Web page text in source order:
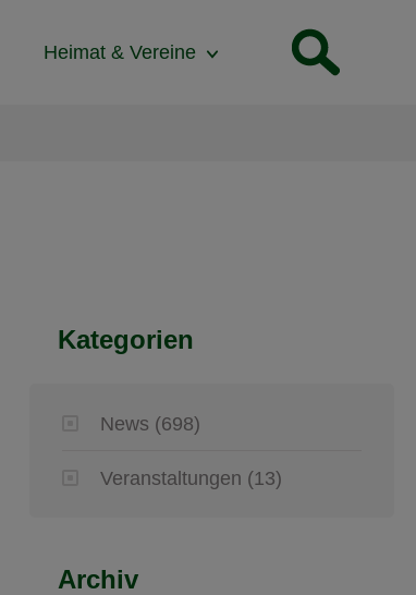
Heimat & Vereine
Kategorien
News (698)
Veranstaltungen (13)
Archiv